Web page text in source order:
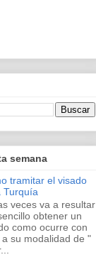
semana
tramitar el visado
Turquía
veces va a resultar
obtener un
como ocurre con
su modalidad de "